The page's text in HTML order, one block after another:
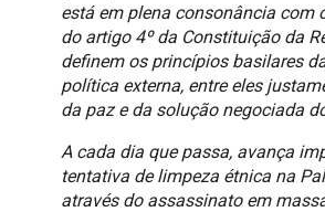
está em plena consonância com
do artigo 4º da Constituição da
definem os princípios basilares
política externa, entre eles
da paz e da solução negociada
A cada dia que passa, avança
tentativa de limpeza étnica na
através do assassinato em